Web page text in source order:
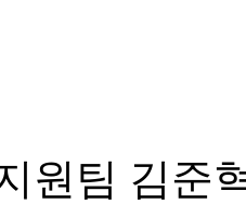
원팀 김준